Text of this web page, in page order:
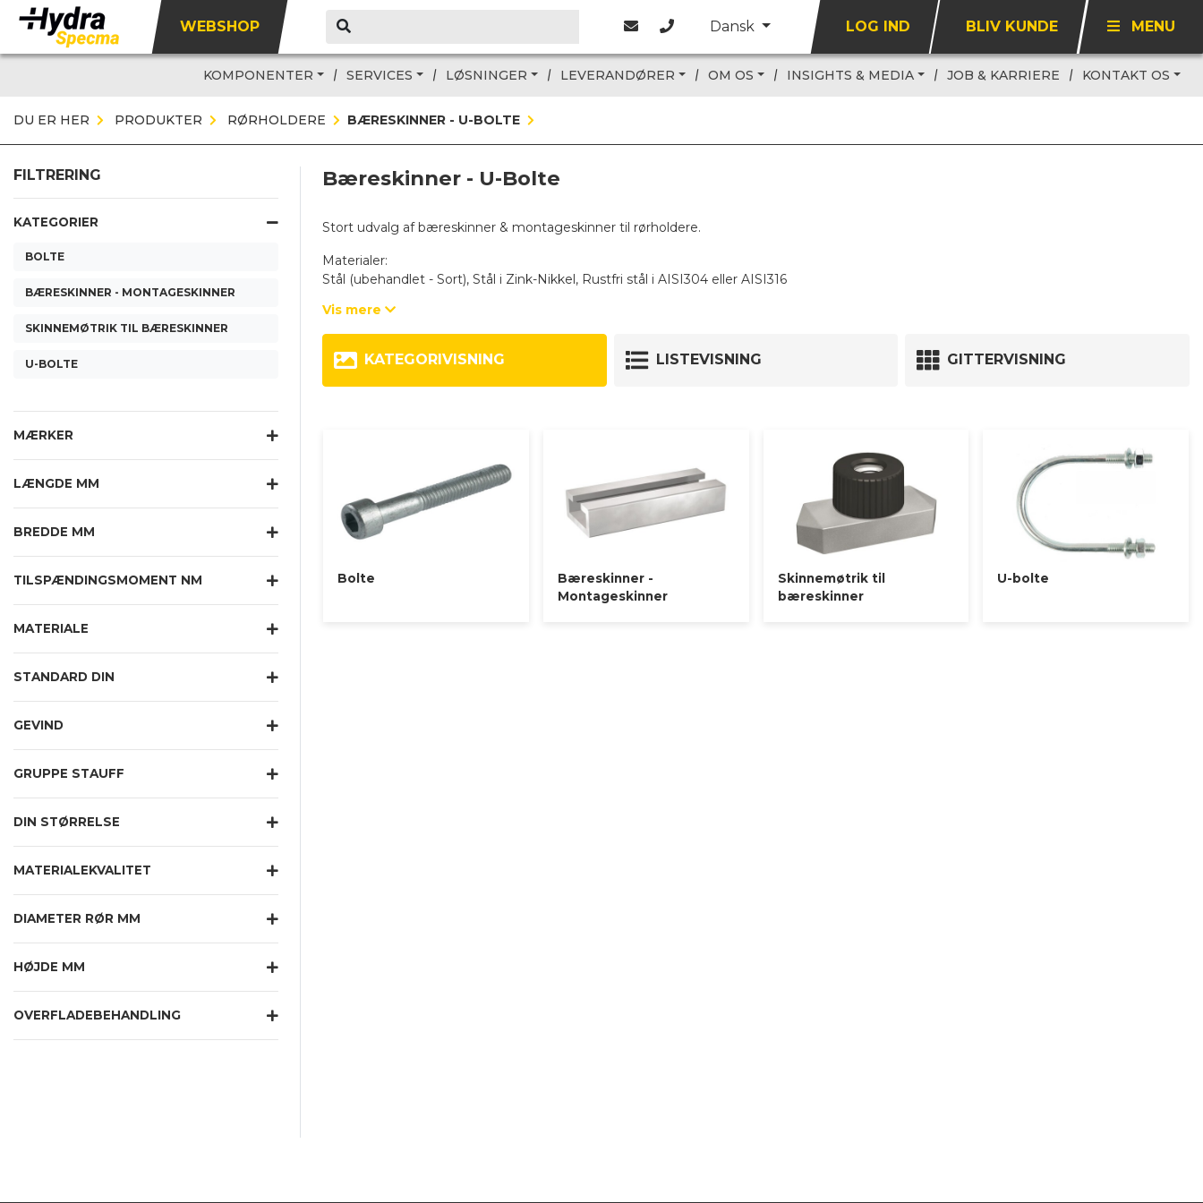
WEBSHOP Dansk LOG IND BLIV KUNDE MENU
KOMPONENTER SERVICES LØSNINGER LEVERANDØRER OM OS INSIGHTS & MEDIA JOB & KARRIERE KONTAKT OS
DU ER HER PRODUKTER RØRHOLDERE BÆRESKINNER - U-BOLTE
FILTRERING
KATEGORIER
BOLTE
BÆRESKINNER - MONTAGESKINNER
SKINNEMØTRIK TIL BÆRESKINNER
U-BOLTE
MÆRKER
LÆNGDE MM
BREDDE MM
TILSPÆNDINGSMOMENT NM
MATERIALE
STANDARD DIN
GEVIND
GRUPPE STAUFF
DIN STØRRELSE
MATERIALEKVALITET
DIAMETER RØR MM
HØJDE MM
OVERFLADEBEHANDLING
Bæreskinner - U-Bolte
Stort udvalg af bæreskinner & montageskinner til rørholdere.
Materialer:
Stål (ubehandlet - Sort), Stål i Zink-Nikkel, Rustfri stål i AISI304 eller AISI316
Typer:
TS11/TS14/TS30
Passer til alle standard og twin serie rørholdere fra Stauff. DIN 3015-1 + 3
STSV
Passer til alle svær serie rørholdere fra Stauff - DIN 3015-2
Vis mere
KATEGORIVISNING LISTEVISNING GITTERVISNING
Bolte
Bæreskinner -
Montageskinner
Skinnemøtrik til
bæreskinner
U-bolte